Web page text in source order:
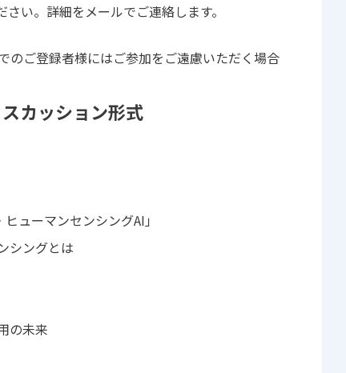
。詳細をメールでご連絡します。
ご登録者様にはご参加をご遠慮いただく場合
カッション形式
ューマンセンシングAI」
シングとは
の未来